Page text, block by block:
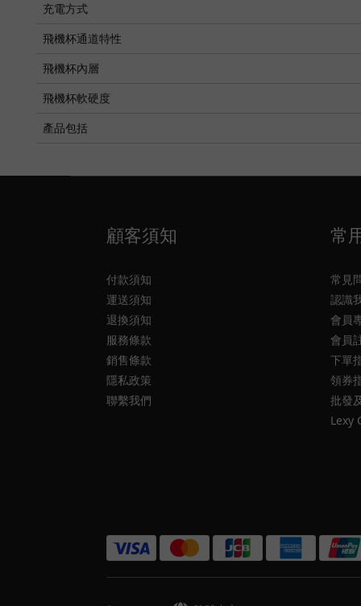
充電方式
飛機杯通道特性
飛機杯內層
飛機杯軟硬度
產品包括
顧客須知
付款須知
運送須知
退換須知
服務條款
銷售條款
隱私政策
聯繫我們
常
常見
認識
會員
會員
下單
領券
批發
Lexy